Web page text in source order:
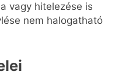
vagy hitelezése is
nem halogatható